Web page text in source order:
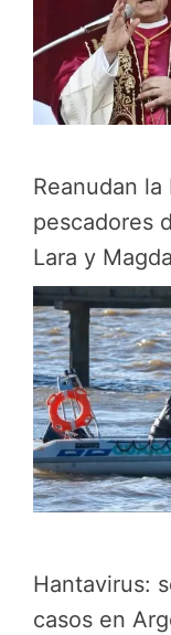
Reanudan
pescadores
Lara y
Hantavirus:
casos en